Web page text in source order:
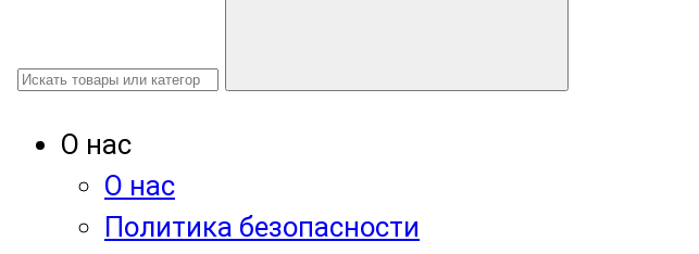
О нас
О нас
Политика безопасности